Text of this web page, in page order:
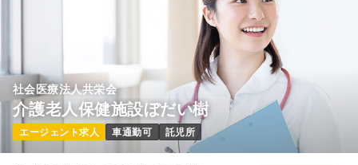
社会医療法人共栄会
介護老人保健施設ぼだい樹
エージェント求人 車通勤可 託児所